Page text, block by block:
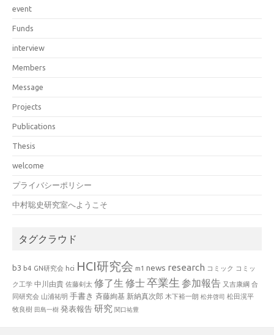
event
Funds
interview
Members
Message
Projects
Publications
Thesis
welcome
プライバシーポリシー
中村聡史研究室へようこそ
タグクラウド
b3 b4 GN研究会 hci HCI研究会 m1 news research コミック コミッ
ク工学 中川由貴 佐藤剣太 修了生 修士卒業生 参加報告 又吉康綱 合
同研究会 山浦祐明 手書き 斉藤絢基 新納真次郎 木下裕一朗 松井啓司 松田滉平
牧良樹 田島一樹 発表報告 研究 関口祐豊